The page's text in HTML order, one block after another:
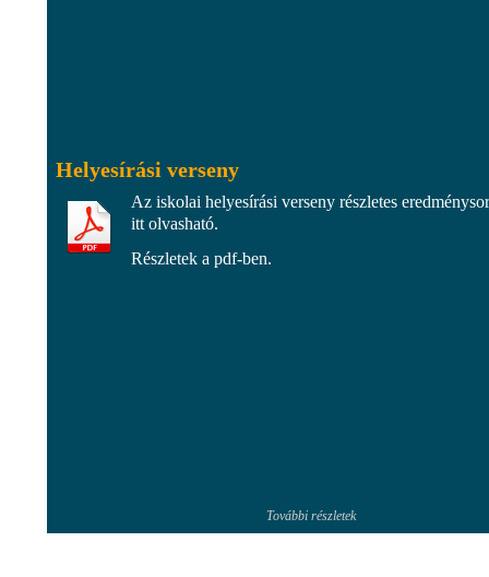
Helyesírási verseny
Az iskolai helyesírási verseny részletes
itt olvasható.
Részletek a pdf-ben.
További részletek